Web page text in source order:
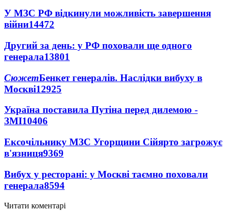
У МЗС РФ відкинули можливість завершення
війни14472
Другий за день: у РФ поховали ще одного
генерала13801
СюжетБенкет генералів. Наслідки вибуху в
Москві12925
Україна поставила Путіна перед дилемою -
ЗМІ10406
Ексочільнику МЗС Угорщини Сійярто загрожує
в'язниця9369
Вибух у ресторані: у Москві таємно поховали
генерала8594
Читати коментарі